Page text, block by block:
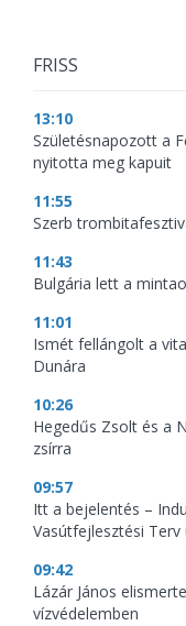
FRISS
13:10
Születésnapozott a
nyitotta meg kapuit
11:55
Szerb
11:43
Bulgária lett a
11:01
Ismét fellángolt a
Dunára
10:26
Hegedűs Zsolt és a
zsírra
09:57
Itt a bejelentés –
Vasútfejlesztési
09:42
Lázár János
vízvédelemben